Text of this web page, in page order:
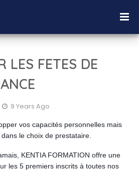
LES FETES DE
9 Years Ago
vos capacités personnelles mais
le choix de prestataire.
KENTIA FORMATION offre une
les 5 premiers inscrits à toutes nos